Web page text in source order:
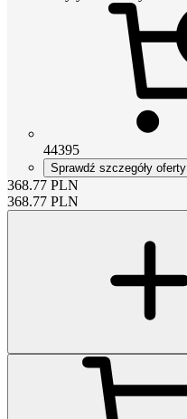
44395
Sprawdź szczegóły oferty
368.77 PLN
368.77 PLN